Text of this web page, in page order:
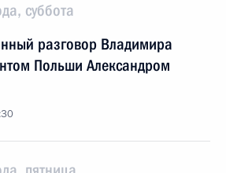
суббота
разговор Владимира
Польши Александром